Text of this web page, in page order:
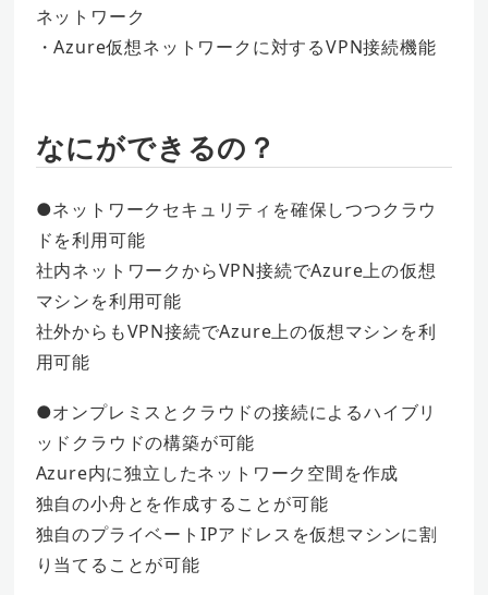
ネットワーク
・Azure仮想ネットワークに対するVPN接続機能
なにができるの？
●ネットワークセキュリティを確保しつつクラウ
ドを利用可能
社内ネットワークからVPN接続でAzure上の仮想
マシンを利用可能
社外からもVPN接続でAzure上の仮想マシンを利
用可能
●オンプレミスとクラウドの接続によるハイブリ
ッドクラウドの構築が可能
Azure内に独立したネットワーク空間を作成
独自の小舟とを作成することが可能
独自のプライベートIPアドレスを仮想マシンに割
り当てることが可能